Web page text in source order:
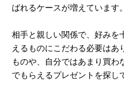
ばれるケースが増えています。
相手と親しい関係で、好みを
えるものにこだわる必要はあ
ものや、自分ではあまり買わ
でもらえるプレゼントを探し